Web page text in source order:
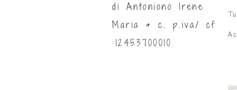
di Antoniono Irene
Maria & c. p.iva/ cf
:12453700010